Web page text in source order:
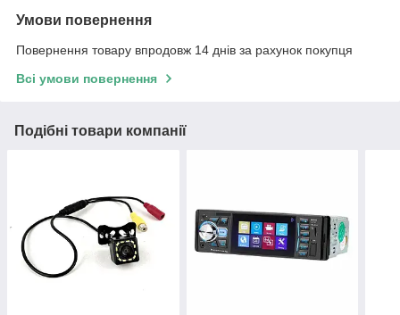
Умови повернення
Повернення товару впродовж 14 днів за рахунок покупця
Всі умови повернення
Подібні товари компанії